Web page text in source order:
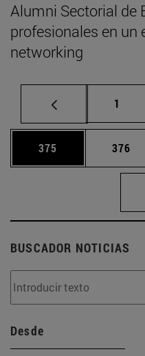
Alumni Sectorial de
profesionales en un
networking
Página
1
Página
375 Página
376
BUSCADOR NOTICIAS
Desde